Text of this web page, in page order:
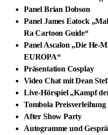
Panel Brian Dobson
Panel James Eatock
Ra Cartoon Guide“
Panel Ascalon „Die He-
EUROPA“
Präsentation Cosplay
Video Chat mit Dean
Live-Hörspiel „Kampf
Tombola Preisverleihung
After Show Party
Autogramme und